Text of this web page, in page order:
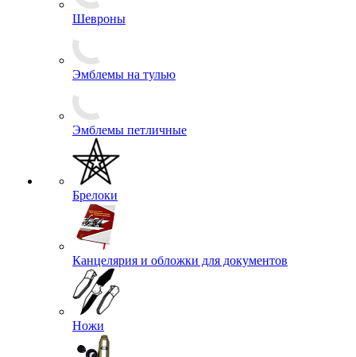
Шевроны
Эмблемы на тулью
Эмблемы петличные
Брелоки
Канцелярия и обложки для документов
Ножи